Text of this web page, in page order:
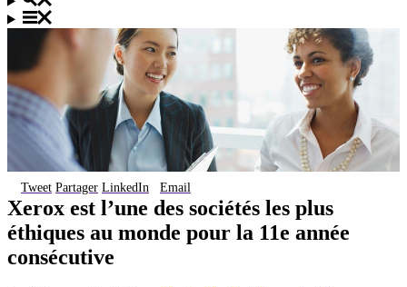
Tweet Partager LinkedIn Email
Xerox est l’une des sociétés les plus
éthiques au monde pour la 11e année
consécutive